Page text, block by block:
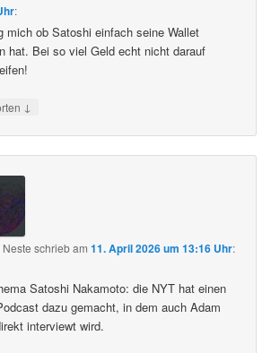
:
mich ob Satoshi einfach seine Wallet
hat. Bei so viel Geld echt nicht darauf
↓
schriebam11. April 2026 um 13:16 Uhr:
Satoshi Nakamoto: die NYT hat einen
dazu gemacht, in dem auch Adam
interviewt wird.